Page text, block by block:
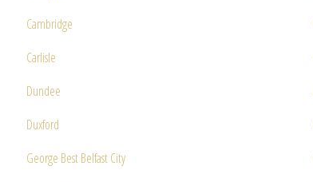
Cambridge
Carlisle
Dundee
Duxford
George Best Belfast City